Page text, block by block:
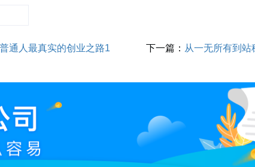
通人最真实的创业之路1 下一篇： 从一无所有到